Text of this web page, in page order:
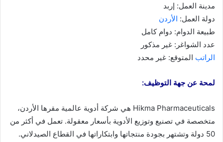
مدينة العمل: إربد
دولة العمل: الأردن
طبيعة الدوام: دوام كامل
عدد الشواغر: غير مذكور
الراتب المتوقع: غير محدد
لمحة عن جهة التوظيف:
Hikma Pharmaceuticals هي شركة أدوية عالمية مقرها الأردن،
متخصصة في تصنيع وتوزيع الأدوية بأسعار معقولة. تعمل في أكثر من
50 دولة وتشتهر بجودة منتجاتها وابتكاراتها في القطاع الصيدلاني.